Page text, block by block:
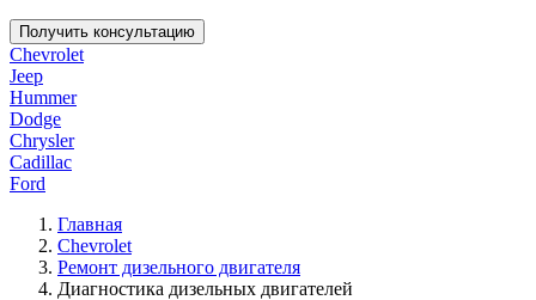
Получить консультацию
Chevrolet
Jeep
Hummer
Dodge
Chrysler
Cadillac
Ford
Главная
Chevrolet
Ремонт дизельного двигателя
Диагностика дизельных двигателей